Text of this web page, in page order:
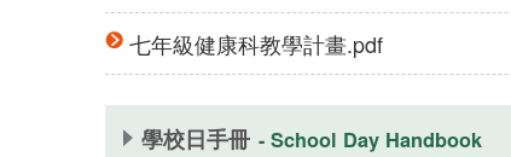
七年級健康科教學計畫.pdf
學校日手冊 - School Day Handbook